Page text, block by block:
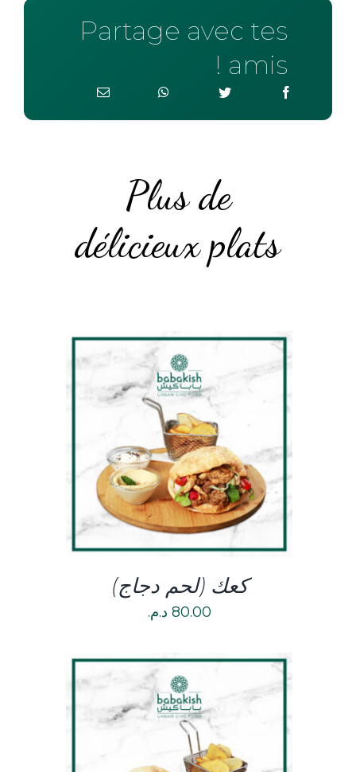
Partage avec tes
amis !
Plus de
délicieux plats
DETAILS
كعك (لحم دجاج)
80.00 د.م.
DETAILS